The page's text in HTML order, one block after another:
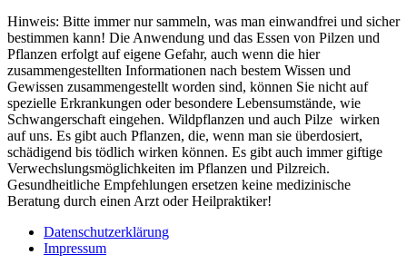
Hinweis: Bitte immer nur sammeln, was man einwandfrei und sicher
bestimmen kann! Die Anwendung und das Essen von Pilzen und
Pflanzen erfolgt auf eigene Gefahr, auch wenn die hier
zusammengestellten Informationen nach bestem Wissen und
Gewissen zusammengestellt worden sind, können Sie nicht auf
spezielle Erkrankungen oder besondere Lebensumstände, wie
Schwangerschaft eingehen. Wildpflanzen und auch Pilze wirken
auf uns. Es gibt auch Pflanzen, die, wenn man sie überdosiert,
schädigend bis tödlich wirken können. Es gibt auch immer giftige
Verwechslungsmöglichkeiten im Pflanzen und Pilzreich.
Gesundheitliche Empfehlungen ersetzen keine medizinische
Beratung durch einen Arzt oder Heilpraktiker!
Datenschutzerklärung
Impressum